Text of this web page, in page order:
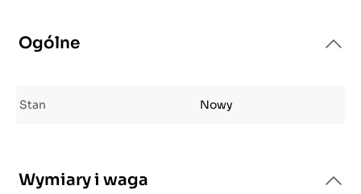
Ogólne
Stan Nowy
Wymiary i waga